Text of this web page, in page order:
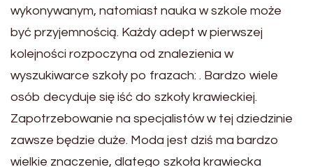
wykonywanym, natomiast nauka w szkole może
być przyjemnością. Każdy adept w pierwszej
kolejności rozpoczyna od znalezienia w
wyszukiwarce szkoły po frazach: . Bardzo wiele
osób decyduje się iść do szkoły krawieckiej.
Zapotrzebowanie na specjalistów w tej dziedzinie
zawsze będzie duże. Moda jest dziś ma bardzo
wielkie znaczenie, dlatego szkoła krawiecka